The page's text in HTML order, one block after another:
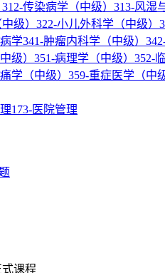
312-传染病学（中级） 313-风湿
级） 322-小儿外科学（中级）
学341-肿瘤内科学（中级）
级） 351-病理学（中级） 352-
学（中级） 359-重症医学（中
173-医院管理
课程